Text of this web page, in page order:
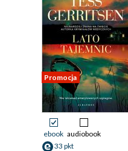
Promocja
ebook audiobook
33 pkt